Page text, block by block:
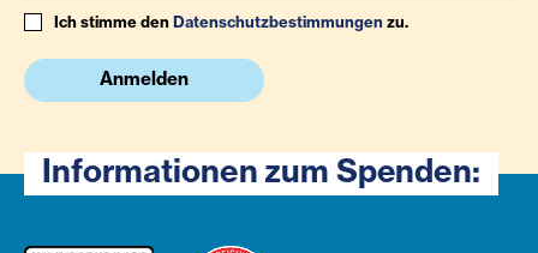
Ich stimme denDatenschutzbestimmungenzu.
Anmelden
Informationen zum Spenden: